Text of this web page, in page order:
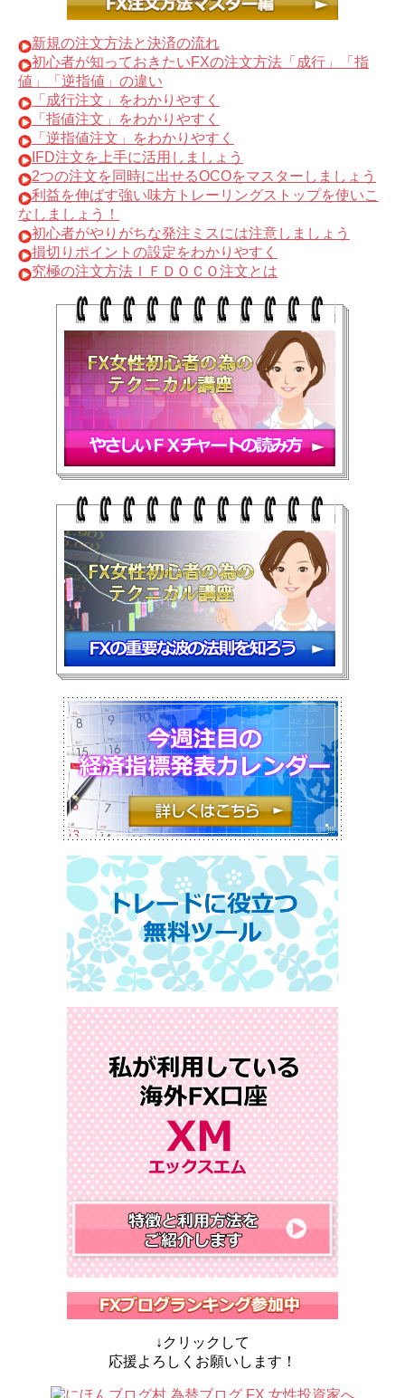
新規の注文方法と決済の流れ
初心者が知っておきたいFXの注文方法「成行」「指
値」「逆指値」の違い
「成行注文」をわかりやすく
「指値注文」をわかりやすく
「逆指値注文」をわかりやすく
IFD注文を上手に活用しましょう
2つの注文を同時に出せるOCOをマスターしましょう
利益を伸ばす強い味方トレーリングストップを使いこ
なしましょう！
初心者がやりがちな発注ミスには注意しましょう
損切りポイントの設定をわかりやすく
究極の注文方法ＩＦＤＯＣＯ注文とは
↓クリックして
応援よろしくお願いします！